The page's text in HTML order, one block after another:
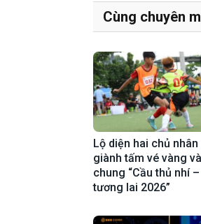
Cùng chuyên
Lộ diện hai chủ
giành tấm vé vàng
chung “Cầu thủ nhí
tương lai 2026”